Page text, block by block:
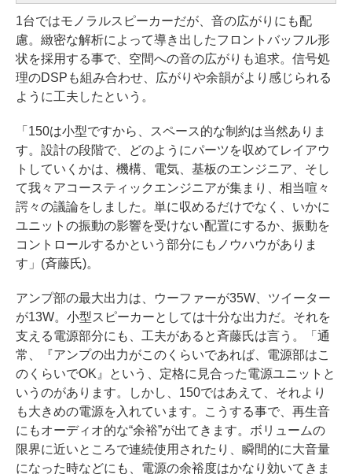
1台ではモノラルスピーカーだが、音の広がりにも配
慮。緻密な解析によって導き出したフロントバッフル形
状を採用する事で、空間への音の広がりも追求。信号処
理のDSPも組み合わせ、広がりや余韻がより感じられる
ように工夫したという。
「150は小型ですから、スペース的な制約は当然ありま
す。設計の段階で、どのようにパーツを収めてレイアウ
トしていくかは、機構、電気、基板のエンジニア、そし
て我々アコースティックエンジニアが集まり、相当喧々
諤々の議論をしました。単に収めるだけでなく、いかに
ユニットの振動の影響を受けない配置にするか、振動を
コントロールするかという部分にもノウハウがありま
す」(斉藤氏)。
アンプ部の最大出力は、ウーファーが35W、ツイーター
が13W。小型スピーカーとしては十分な出力だ。それを
支える電源部分にも、工夫があると斉藤氏は言う。「通
常、『アンプの出力がこのくらいであれば、電源部はこ
のくらいでOK』という、定格に見合った電源ユニットと
いうのがあります。しかし、150ではあえて、それより
も大きめの電源を入れています。こうする事で、再生音
にもオーディオ的な“余裕”が出てきます。ボリュームの
限界に近いところで連続使用されたり、瞬間的に大音量
になった時などにも、電源の余裕度はかなり効いてきま